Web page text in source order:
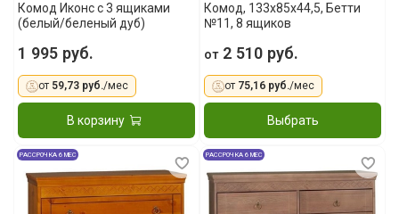
Комод Иконс с 3 ящиками
(белый/беленый дуб)
1 995 руб.
от 59,73 руб./мес
В корзину
Комод, 133х85x44,5, Бетти
№11, 8 ящиков
от2 510 руб.
от 75,16 руб./мес
Выбрать
РАССРОЧКА 6 МЕС РАССРОЧКА 6 МЕС